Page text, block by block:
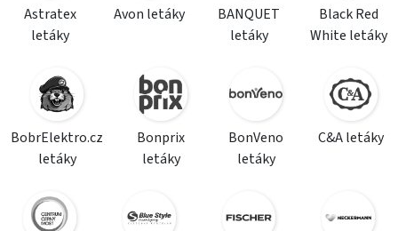
Astratex
letáky
Avon letáky
BANQUET
letáky
Black Red
White letáky
BobrElektro.cz
letáky
Bonprix
letáky
BonVeno
letáky
C&A letáky